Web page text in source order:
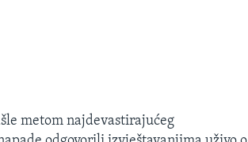
metom najdevastirajućeg